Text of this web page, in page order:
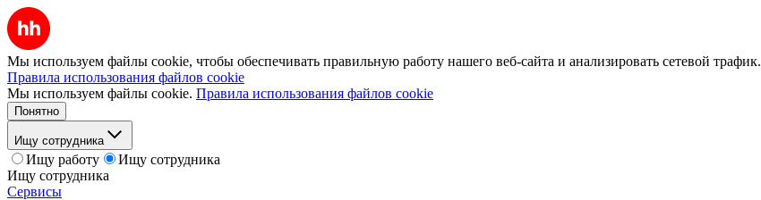
Мы используем файлы cookie, чтобы обеспечивать правильную работу нашего веб-сайта и анализировать сетевой трафик.
Правила использования файлов cookie
Мы используем файлы cookie. Правила использования файлов cookie
Понятно
Ищу сотрудника
Ищу работу
Ищу сотрудника
Ищу сотрудника
Сервисы